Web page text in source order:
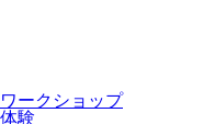
ワークショップ
体験